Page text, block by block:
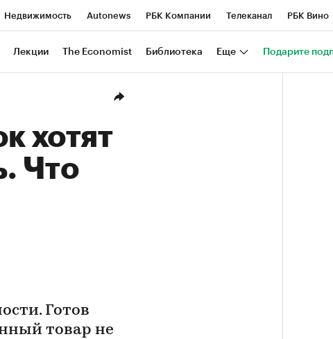
Недвижимость Autonews РБК Компании Телеканал РБК Вино
Тренды Визионеры Национальные проекты Город
Лекции The Economist Библиотека Еще Подарите
хотят
Что
Готов
товар не